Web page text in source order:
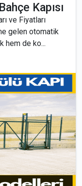
Kapısı
ve Fiyatları
gelen otomatik
hem de ko...